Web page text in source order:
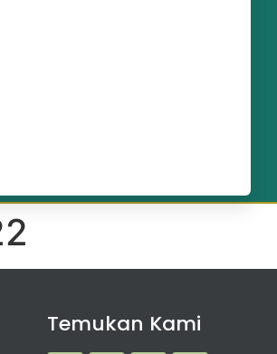
Temukan Kami